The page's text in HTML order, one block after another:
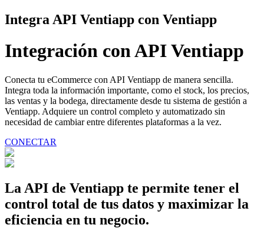
Integra API Ventiapp con Ventiapp
Integración conAPI Ventiapp
Conecta tu eCommerce con API Ventiapp de manera sencilla.
Integra toda la información importante, como el stock, los precios,
las ventas y la bodega, directamente desde tu sistema de gestión a
Ventiapp. Adquiere un control completo y automatizado sin
necesidad de cambiar entre diferentes plataformas a la vez.
CONECTAR
La API de Ventiapp te permite tener el
control total de tus datos y maximizar la
eficiencia en tu negocio.